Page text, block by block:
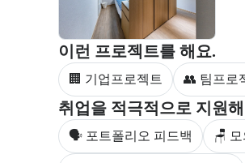
이런 프로젝트를 해요.
부트캠프 과정에서 진행하는 프
🏢 기업프로젝트 👥 팀프로
취업을 적극적으로 지원
부트캠프 수강생을 대상으로 제
🗣 포트폴리오 피드백 🪑